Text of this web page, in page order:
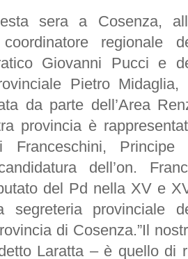
sera a Cosenza,
regionale
Giovanni Pucci e
Pietro Midaglia,
da parte dell’Area
provincia è
Franceschini, Principe
dell’on.
del Pd nella XV e
segreteria provinciale
di Cosenza.”Il
Laratta – è quello di